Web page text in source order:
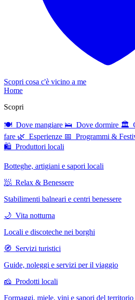
Scopri cosa c'è vicino a me
Home
Scopri
🍽 Dove mangiare 🛌 Dove dormire 🏛
fare 🌿 Esperienze 📅 Programmi &
🛍 Produttori locali
Botteghe, artigiani e sapori locali
🧖 Relax & Benessere
Stabilimenti balneari e centri benessere
🌙 Vita notturna
Locali e discoteche nei borghi
🧭 Servizi turistici
Guide, noleggi e servizi per il viaggio
🧀 Prodotti locali
Formaggi, miele, vini e sapori del territorio